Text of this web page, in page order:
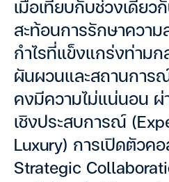
เมื่อเทียบกับช่วงเดียว
สะท้อนการรักษาความ
กำไรที่แข็งแกร่งท่ามก
ผันผวนและสถานการ
คงมีความไม่แน่นอน ผ่
เชิงประสบการณ์
Luxury) การเปิดตัวคอ
Strategic